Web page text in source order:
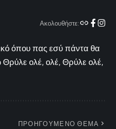
Ακολουθήστε:
όπου πας εσύ πάντα θα
ολέ, ολέ, Θρύλε ολέ,
ΠΡΟΗΓΟΥΜΕΝΟ ΘΕΜΑ